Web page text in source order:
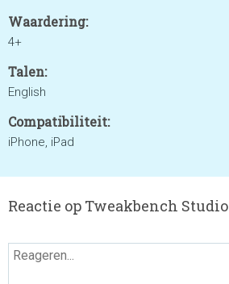
Waardering:
4+
Talen:
English
Compatibiliteit:
iPhone, iPad
Reactie op Tweakbench Studio